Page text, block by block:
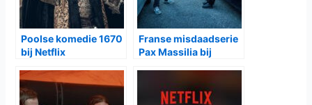
Poolse komedie 1670
bij Netflix
Franse misdaadserie
Pax Massilia bij